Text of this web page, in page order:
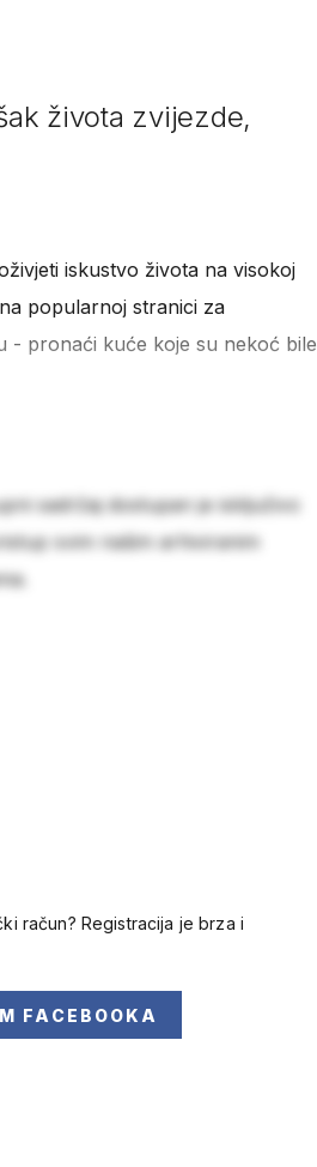
života zvijezde,
iskustvo života na visokoj
popularnoj stranici za
- pronaći kuće koje su nekoć bile
sadržaj dostupan je isključivo
svim našim arhiviranim
račun? Registracija je brza i
FACEBOOKA